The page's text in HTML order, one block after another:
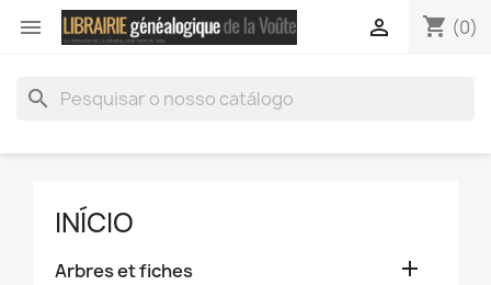
 shopping_cart (0)

search
INÍCIO
Arbres et fiches 